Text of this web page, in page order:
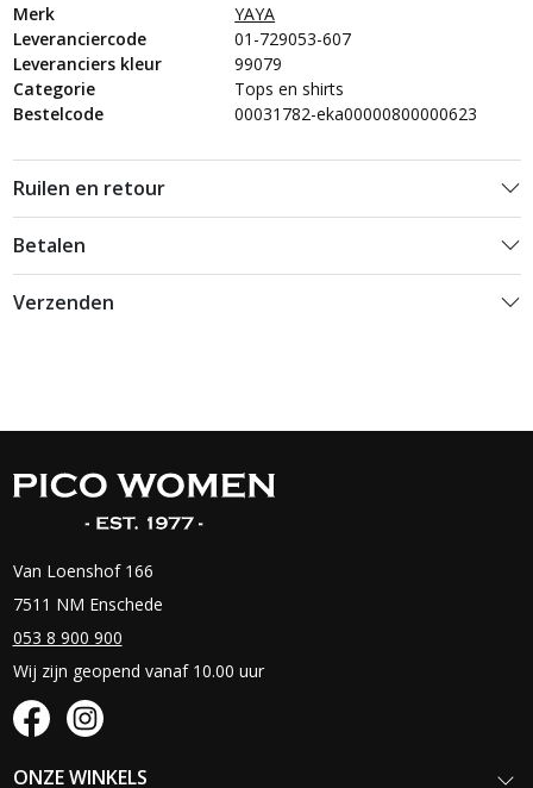
Merk
YAYA
Leveranciercode
01-729053-607
Leveranciers kleur
99079
Categorie
Tops en shirts
Bestelcode
00031782-eka00000800000623
Ruilen en retour
Betalen
Verzenden
Van Loenshof 166
7511 NM Enschede
053 8 900 900
Wij zijn geopend vanaf 10.00 uur
ONZE WINKELS